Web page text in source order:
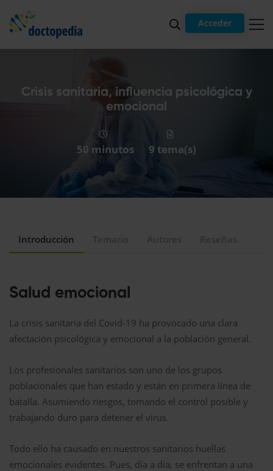
Acceder
Crisis sanitaria, influencia psicológica y
emocional
50 minutos 9 tema(s)
Introducción
Salud emocional
La crisis sanitaria del Covid-19 ha provocado una clara
afectación psicológica y emocional a la población general.
Los profesionales sanitarios son uno de los grupos
poblacionales que han estado y están en primera línea de
batalla. Asumiendo riesgos, tomando el control posible y
trabajando duro para detener el virus.
Todo ello ha causado en nuestros sanitarios huellas
emocionales evidentes. Pues, día a día, se enfrentan a una